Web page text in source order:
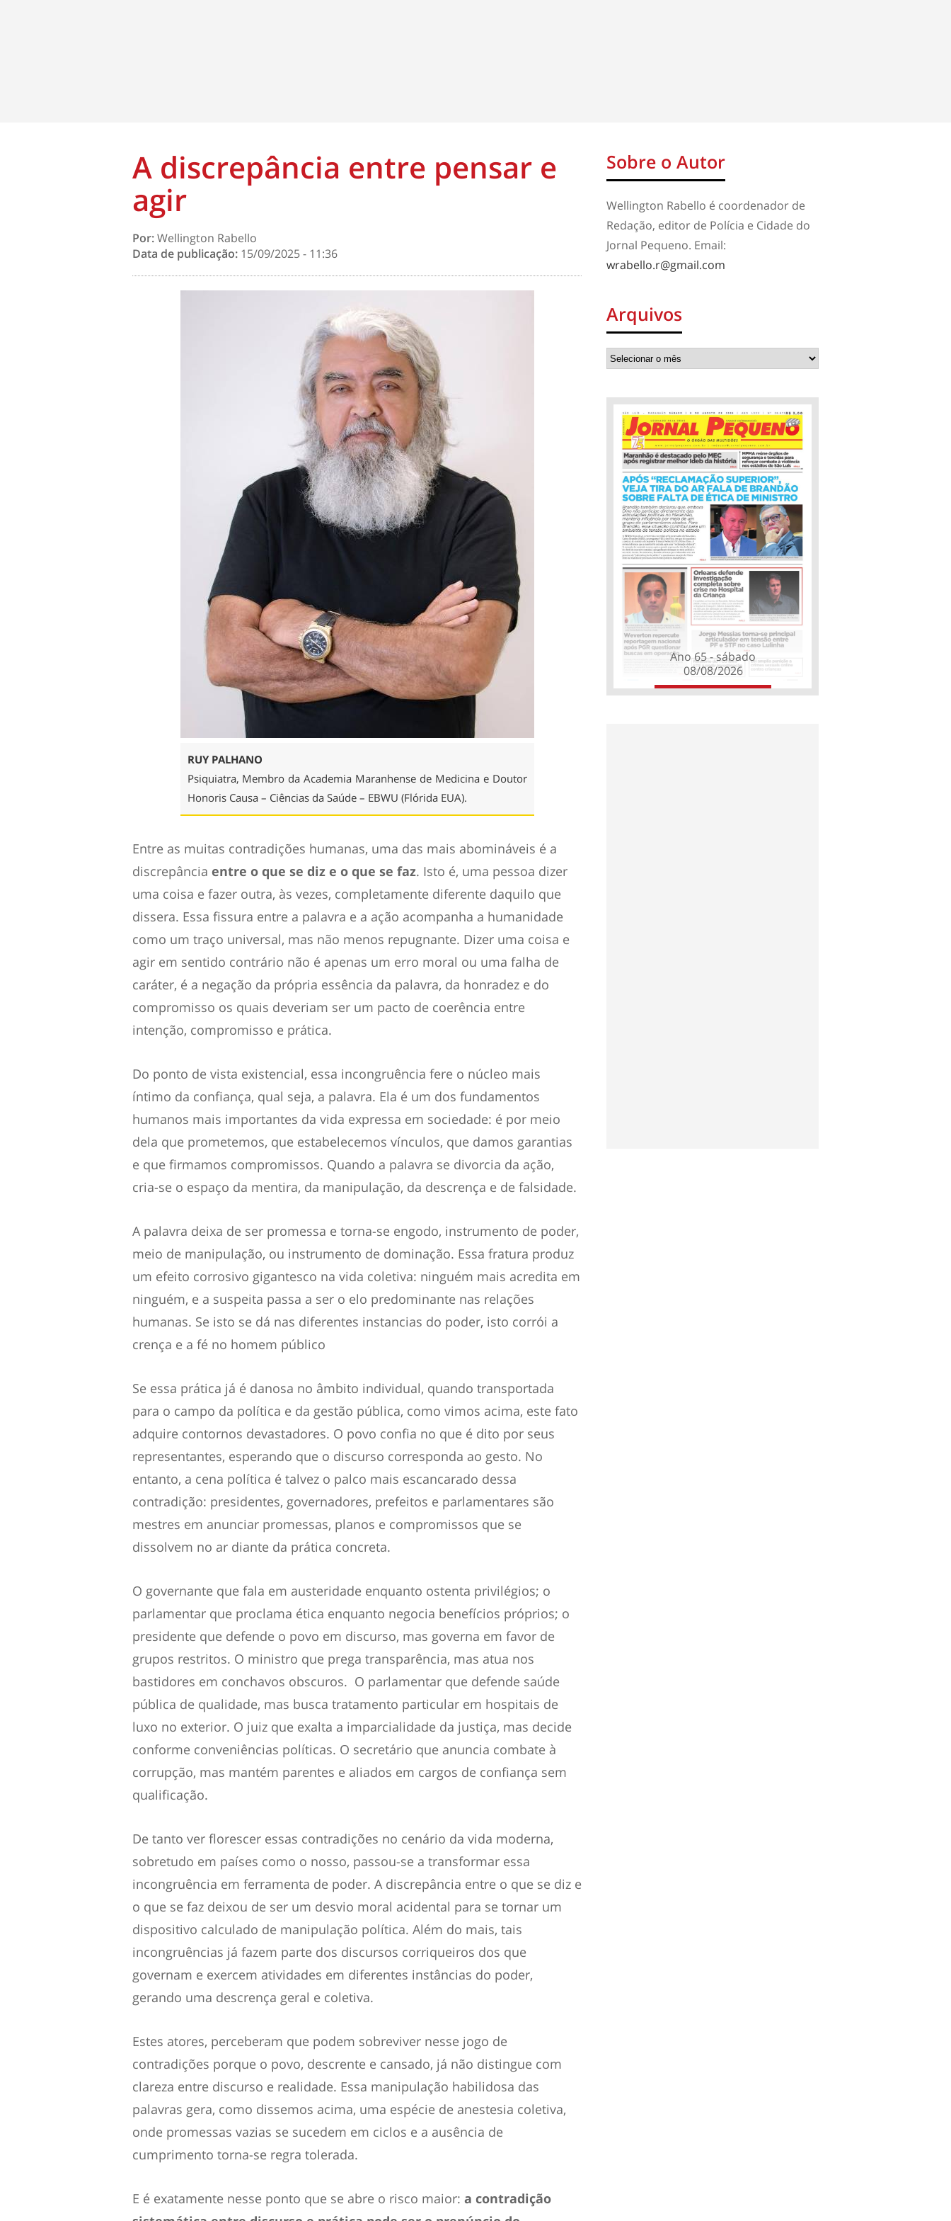
A discrepância entre pensar e
agir
Por:Wellington Rabello
Data de publicação: 15/09/2025 - 11:36
RUY PALHANO
Psiquiatra, Membro da Academia Maranhense de Medicina e Doutor
Honoris Causa – Ciências da Saúde – EBWU (Flórida EUA).
Entre as muitas contradições humanas, uma das mais abomináveis é a
discrepância entre o que se diz e o que se faz. Isto é, uma pessoa dizer
uma coisa e fazer outra, às vezes, completamente diferente daquilo que
dissera. Essa fissura entre a palavra e a ação acompanha a humanidade
como um traço universal, mas não menos repugnante. Dizer uma coisa e
agir em sentido contrário não é apenas um erro moral ou uma falha de
caráter, é a negação da própria essência da palavra, da honradez e do
compromisso os quais deveriam ser um pacto de coerência entre
intenção, compromisso e prática.
Do ponto de vista existencial, essa incongruência fere o núcleo mais
íntimo da confiança, qual seja, a palavra. Ela é um dos fundamentos
humanos mais importantes da vida expressa em sociedade: é por meio
dela que prometemos, que estabelecemos vínculos, que damos garantias
e que firmamos compromissos. Quando a palavra se divorcia da ação,
cria-se o espaço da mentira, da manipulação, da descrença e de falsidade.
A palavra deixa de ser promessa e torna-se engodo, instrumento de poder,
meio de manipulação, ou instrumento de dominação. Essa fratura produz
um efeito corrosivo gigantesco na vida coletiva: ninguém mais acredita em
ninguém, e a suspeita passa a ser o elo predominante nas relações
humanas. Se isto se dá nas diferentes instancias do poder, isto corrói a
crença e a fé no homem público
Se essa prática já é danosa no âmbito individual, quando transportada
para o campo da política e da gestão pública, como vimos acima, este fato
adquire contornos devastadores. O povo confia no que é dito por seus
representantes, esperando que o discurso corresponda ao gesto. No
entanto, a cena política é talvez o palco mais escancarado dessa
contradição: presidentes, governadores, prefeitos e parlamentares são
mestres em anunciar promessas, planos e compromissos que se
dissolvem no ar diante da prática concreta.
O governante que fala em austeridade enquanto ostenta privilégios; o
parlamentar que proclama ética enquanto negocia benefícios próprios; o
presidente que defende o povo em discurso, mas governa em favor de
grupos restritos. O ministro que prega transparência, mas atua nos
bastidores em conchavos obscuros. O parlamentar que defende saúde
pública de qualidade, mas busca tratamento particular em hospitais de
luxo no exterior. O juiz que exalta a imparcialidade da justiça, mas decide
conforme conveniências políticas. O secretário que anuncia combate à
corrupção, mas mantém parentes e aliados em cargos de confiança sem
qualificação.
De tanto ver florescer essas contradições no cenário da vida moderna,
sobretudo em países como o nosso, passou-se a transformar essa
incongruência em ferramenta de poder. A discrepância entre o que se diz e
o que se faz deixou de ser um desvio moral acidental para se tornar um
dispositivo calculado de manipulação política. Além do mais, tais
incongruências já fazem parte dos discursos corriqueiros dos que
governam e exercem atividades em diferentes instâncias do poder,
gerando uma descrença geral e coletiva.
Estes atores, perceberam que podem sobreviver nesse jogo de
contradições porque o povo, descrente e cansado, já não distingue com
clareza entre discurso e realidade. Essa manipulação habilidosa das
palavras gera, como dissemos acima, uma espécie de anestesia coletiva,
onde promessas vazias se sucedem em ciclos e a ausência de
cumprimento torna-se regra tolerada.
E é exatamente nesse ponto que se abre o risco maior: a contradição
Sobre o Autor
Wellington Rabello é coordenador de
Redação, editor de Polícia e Cidade do
Jornal Pequeno. Email:
wrabello.r@gmail.com
Arquivos
Ano 65 - sábado
08/08/2026